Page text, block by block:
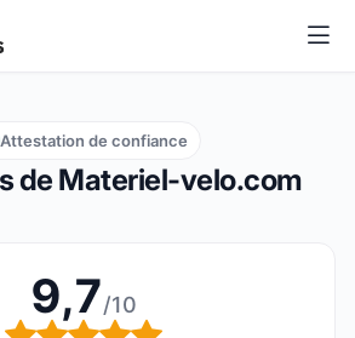
10
de Materiel-velo.com
Attestation de confiance
9,7/10